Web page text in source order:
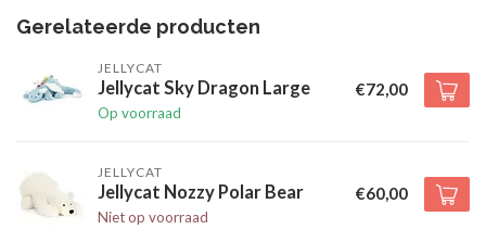
Gerelateerde producten
JELLYCAT
Jellycat Sky Dragon Large
Op voorraad
€72,00
JELLYCAT
Jellycat Nozzy Polar Bear
Niet op voorraad
€60,00